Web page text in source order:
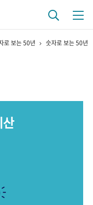
로 보는 50년 숫자로 보는 50년